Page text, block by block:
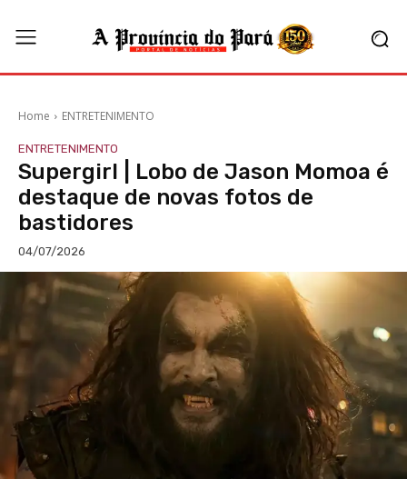
Home ENTRETENIMENTO
ENTRETENIMENTO
Supergirl | Lobo de Jason Momoa é
destaque de novas fotos de
bastidores
04/07/2026